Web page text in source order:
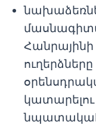
Հանրայինի
կատարելու